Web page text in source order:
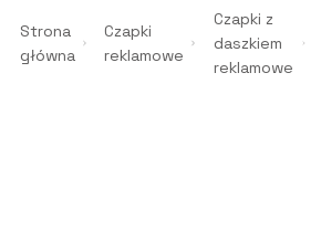
Strona
główna
Czapki
reklamowe
Czapki z
daszkiem
reklamowe